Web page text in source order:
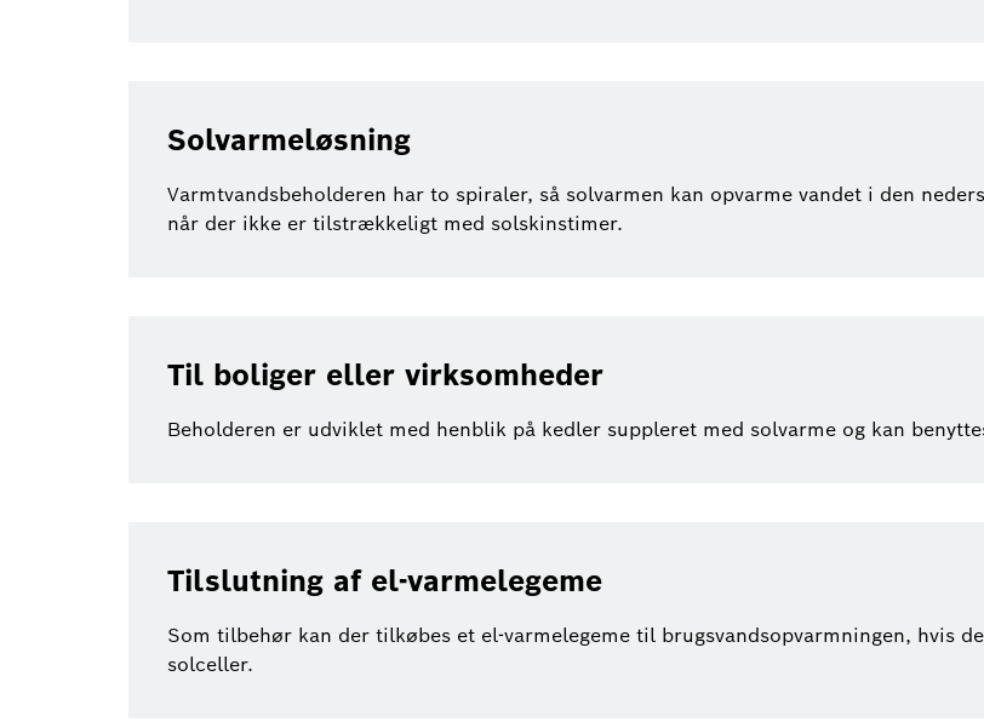
Solvarmeløsning
Varmtvandsbeholderen har to spiraler, så solvarmen kan opvarme vandet i den
når der ikke er tilstrækkeligt med solskinstimer.
Til boliger eller virksomheder
Beholderen er udviklet med henblik på kedler suppleret med solvarme og kan
Tilslutning af el-varmelegeme
Som tilbehør kan der tilkøbes et el-varmelegeme til brugsvandsopvarmningen, hvis
solceller.